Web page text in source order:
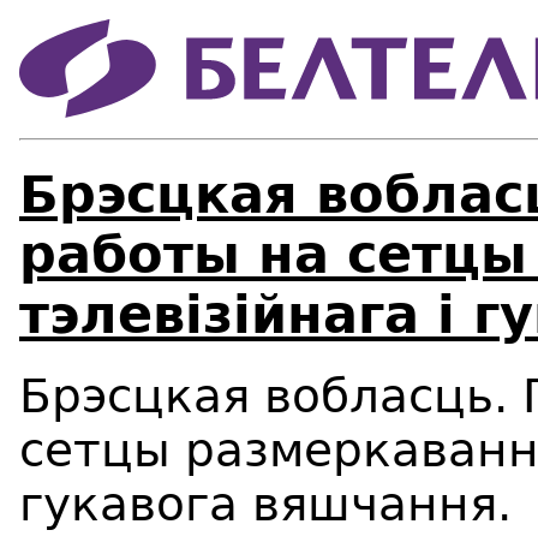
Брэсцкая
работы на
тэлевізійнага і
Брэсцкая вобласць.
сетцы
гукавога вяшчання.